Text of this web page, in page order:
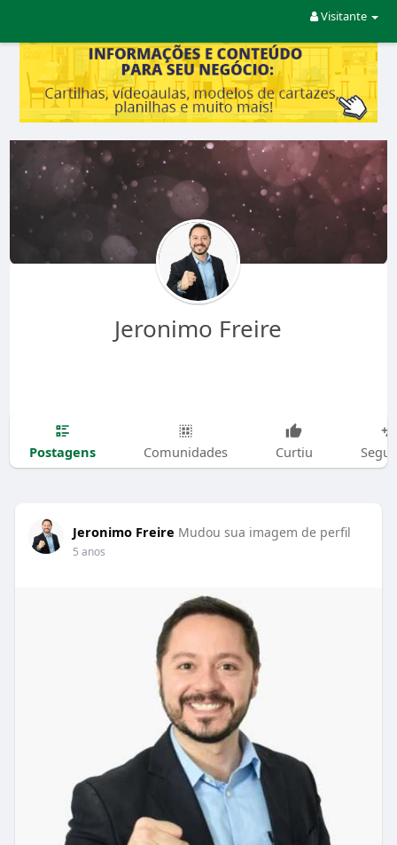
Visitante
Jeronimo Freire
Postagens Comunidades Curtiu
Jeronimo Freire Mudou sua imagem de perfil
5 anos